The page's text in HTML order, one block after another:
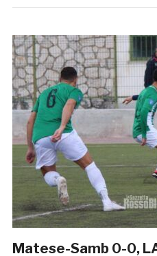
Matese-Samb 0-0,